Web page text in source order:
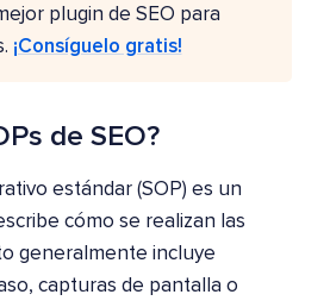
plugin de SEO para
¡Consíguelo gratis!
de SEO?
estándar (SOP) es un
cómo se realizan las
generalmente incluye
capturas de pantalla o